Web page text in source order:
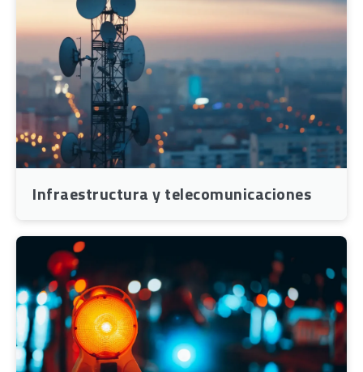
Infraestructura y telecomunicaciones